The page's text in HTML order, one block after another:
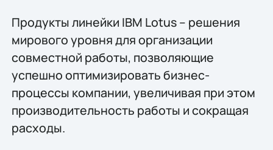
Продукты линейки IBM Lotus – решения
мирового уровня для организации
совместной работы, позволяющие
успешно оптимизировать бизнес-
процессы компании, увеличивая при этом
производительность работы и сокращая
расходы.